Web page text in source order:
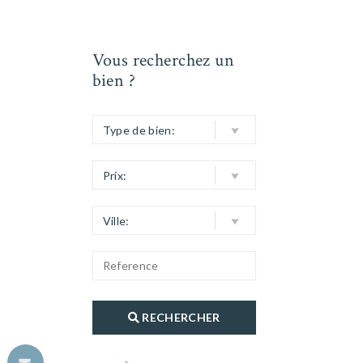
Vous recherchez un
bien ?
Type de bien:
Prix:
Ville:
RECHERCHER